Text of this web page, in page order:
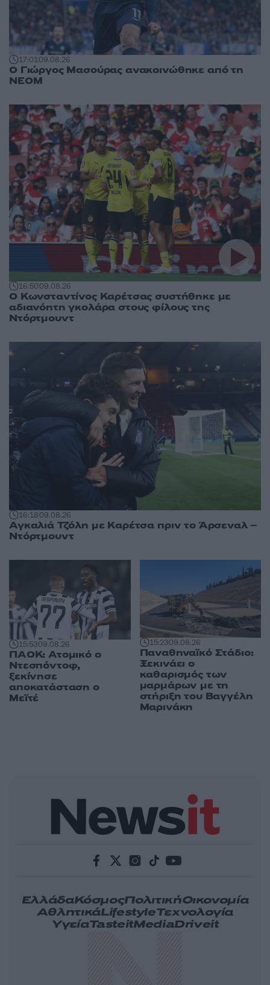
17:0109.08.26
Ο Γιώργος Μασούρας ανακοινώθηκε από τη
ΝΕΟΜ
16:5009.08.26
Ο Κωνσταντίνος Καρέτσας συστήθηκε με
αδιανόητη γκολάρα στους φίλους της
Ντόρτμουντ
16:1809.08.26
Αγκαλιά Τζόλη με Καρέτσα πριν το Άρσεναλ –
Ντόρτμουντ
15:5309.08.26
ΠΑΟΚ: Ατομικό ο
Ντεσπόντοφ,
ξεκίνησε
αποκατάσταση ο
Μεϊτέ
15:2309.08.26
Παναθηναϊκό Στάδιο:
Ξεκινάει ο
καθαρισμός των
μαρμάρων με τη
στήριξη του Βαγγέλη
Μαρινάκη
ΕλλάδαΚόσμοςΠολιτικήΟικονομία
ΑθλητικάLifestyleΤεχνολογία
ΥγείαTasteitMediaDriveit